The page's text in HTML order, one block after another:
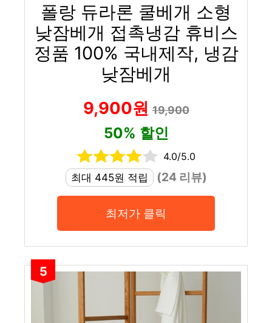
폴랑 듀라론 쿨베개 소형
낮잠베개 접촉냉감 휴비스
정품 100% 국내제작, 냉감
낮잠베개
9,900원19,900
50% 할인
4.0/5.0
최대 445원 적립
(24 리뷰)
최저가 클릭
5